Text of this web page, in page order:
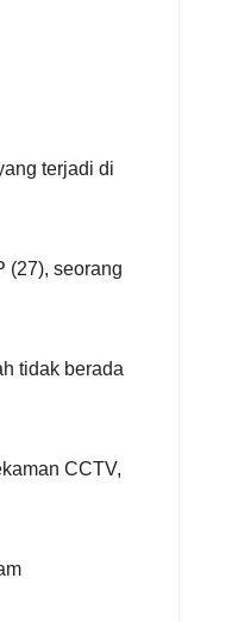
terjadi di
(27), seorang
tidak berada
CCTV,